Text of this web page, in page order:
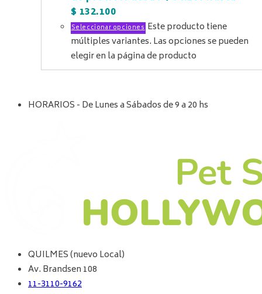
$ 132.100
Seleccionar opciones Este producto tiene
múltiples variantes. Las opciones se pueden
elegir en la página de producto
HORARIOS - De Lunes a Sábados de 9 a 20 hs
QUILMES (nuevo Local)
Av. Brandsen 108
11-3110-9162